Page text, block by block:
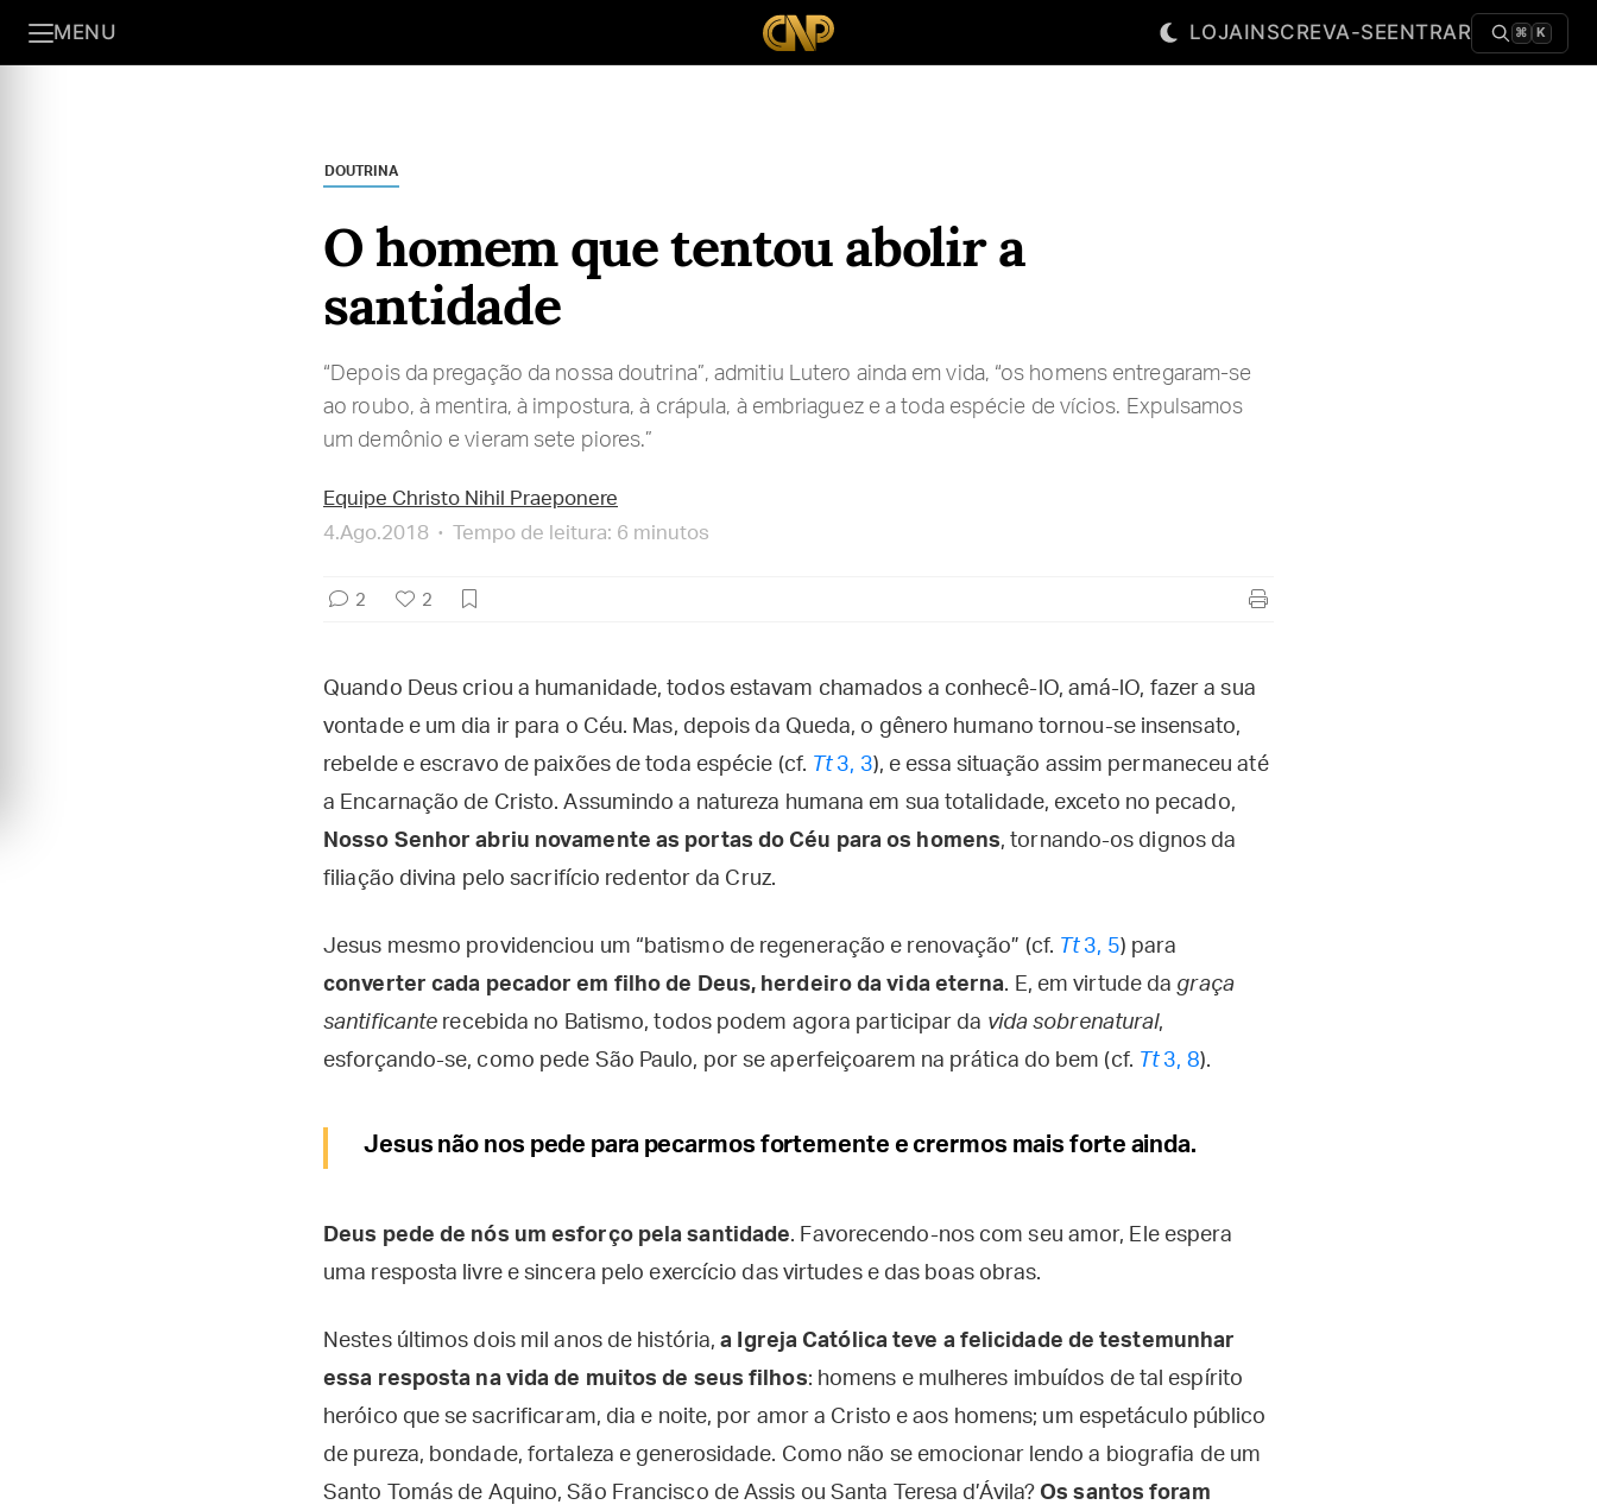
MENU LOJAINSCREVA-SEENTRAR ⌘ K
DOUTRINA
O homem que tentou abolir a
santidade
“Depois da pregação da nossa doutrina”, admitiu Lutero ainda em vida, “os homens entregaram-se
ao roubo, à mentira, à impostura, à crápula, à embriaguez e a toda espécie de vícios. Expulsamos
um demônio e vieram sete piores.”
Equipe Christo Nihil Praeponere
4.Ago.2018
Tempo de leitura: 6 minutos
2 2
Quando Deus criou a humanidade, todos estavam chamados a conhecê-lO, amá-lO, fazer a sua
vontade e um dia ir para o Céu. Mas, depois da Queda, o gênero humano tornou-se insensato,
rebelde e escravo de paixões de toda espécie (cf. Tt3, 3), e essa situação assim permaneceu até
a Encarnação de Cristo. Assumindo a natureza humana em sua totalidade, exceto no pecado,
Nosso Senhor abriu novamente as portas do Céu para os homens, tornando-os dignos da
filiação divina pelo sacrifício redentor da Cruz.
Jesus mesmo providenciou um “batismo de regeneração e renovação” (cf. Tt3, 5) para
converter cada pecador em filho de Deus, herdeiro da vida eterna. E, em virtude da graça
santificante recebida no Batismo, todos podem agora participar da vida sobrenatural,
esforçando-se, como pede São Paulo, por se aperfeiçoarem na prática do bem (cf. Tt3, 8).
Jesus não nos pede para pecarmos fortemente e crermos mais forte ainda.
Deus pede de nós um esforço pela santidade. Favorecendo-nos com seu amor, Ele espera
uma resposta livre e sincera pelo exercício das virtudes e das boas obras.
Nestes últimos dois mil anos de história,a Igreja Católica teve a felicidade de testemunhar
essa resposta na vida de muitos de seus filhos: homens e mulheres imbuídos de tal espírito
heróico que se sacrificaram, dia e noite, por amor a Cristo e aos homens; um espetáculo público
de pureza, bondade, fortaleza e generosidade. Como não se emocionar lendo a biografia de um
Santo Tomás de Aquino, São Francisco de Assis ou Santa Teresa d’Ávila? Os santos foram